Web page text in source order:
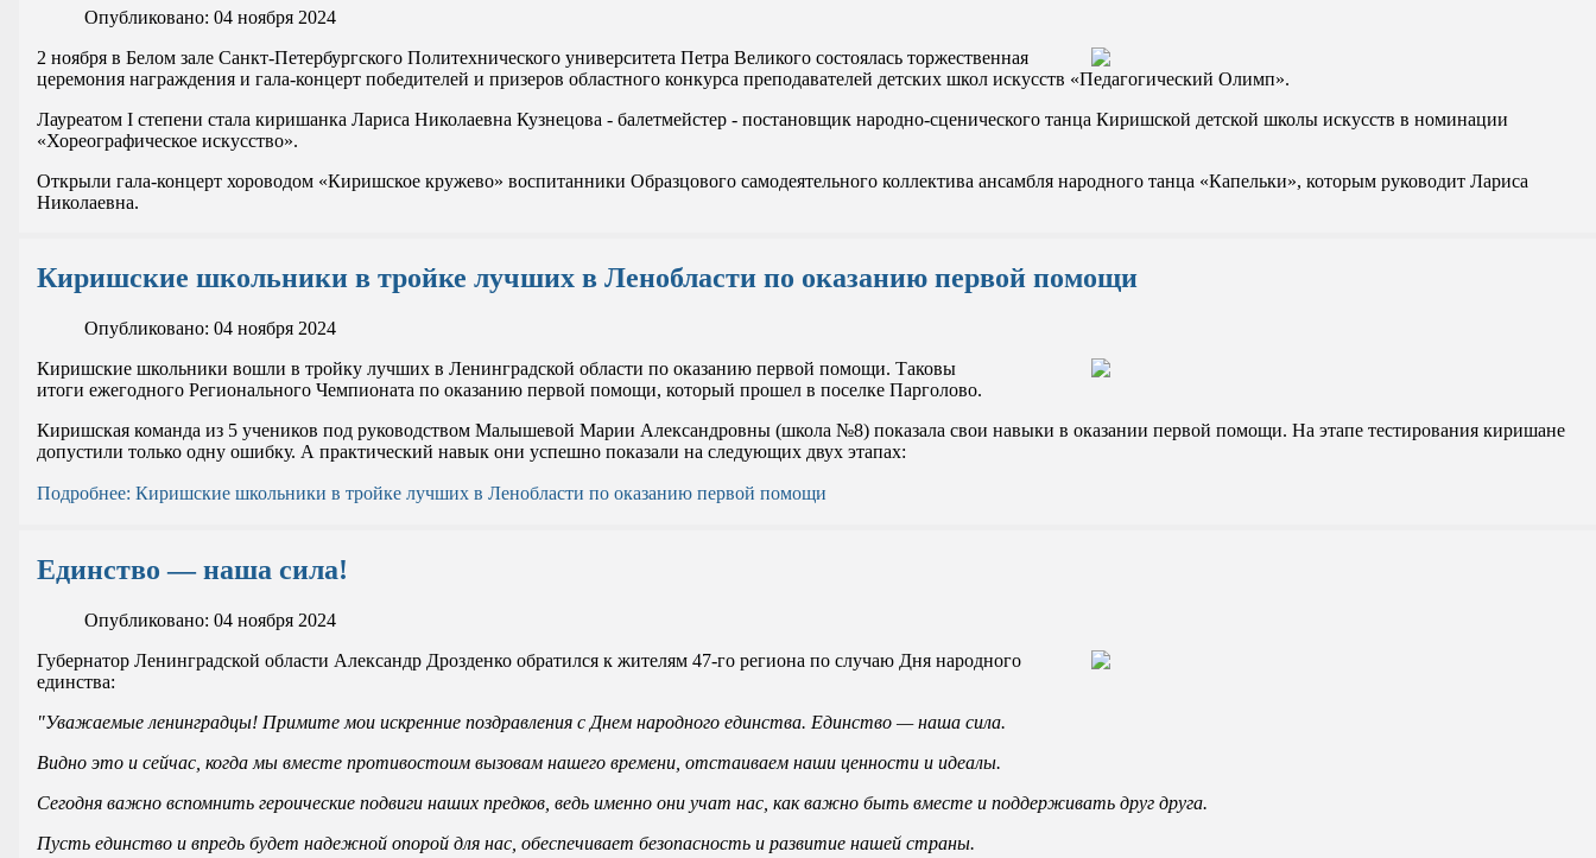
Опубликовано: 04 ноября 2024
2 ноября в Белом зале Санкт-Петербургского Политехнического университета Петра Великого состоялась торжественная
церемония награждения и гала-концерт победителей и призеров областного конкурса преподавателей детских школ искусств «Педагогический Олимп».
Лауреатом I степени стала киришанка Лариса Николаевна Кузнецова - балетмейстер - постановщик народно-сценического танца Киришской детской школы искусств в номинации
«Хореографическое искусство».
Открыли гала-концерт хороводом «Киришское кружево» воспитанники Образцового самодеятельного коллектива ансамбля народного танца «Капельки», которым руководит Лариса
Николаевна.
Киришские школьники в тройке лучших в Ленобласти по оказанию первой помощи
Опубликовано: 04 ноября 2024
Киришские школьники вошли в тройку лучших в Ленинградской области по оказанию первой помощи. Таковы
итоги ежегодного Регионального Чемпионата по оказанию первой помощи, который прошел в поселке Парголово.
Киришская команда из 5 учеников под руководством Малышевой Марии Александровны (школа №8) показала свои навыки в оказании первой помощи. На этапе тестирования киришане
допустили только одну ошибку. А практический навык они успешно показали на следующих двух этапах:
Подробнее: Киришские школьники в тройке лучших в Ленобласти по оказанию первой помощи
Единство — наша сила!
Опубликовано: 04 ноября 2024
Губернатор Ленинградской области Александр Дрозденко обратился к жителям 47-го региона по случаю Дня народного
единства:
"Уважаемые ленинградцы! Примите мои искренние поздравления с Днем народного единства. Единство — наша сила.
Видно это и сейчас, когда мы вместе противостоим вызовам нашего времени, отстаиваем наши ценности и идеалы.
Сегодня важно вспомнить героические подвиги наших предков, ведь именно они учат нас, как важно быть вместе и поддерживать друг друга.
Пусть единство и впредь будет надежной опорой для нас, обеспечивает безопасность и развитие нашей страны.